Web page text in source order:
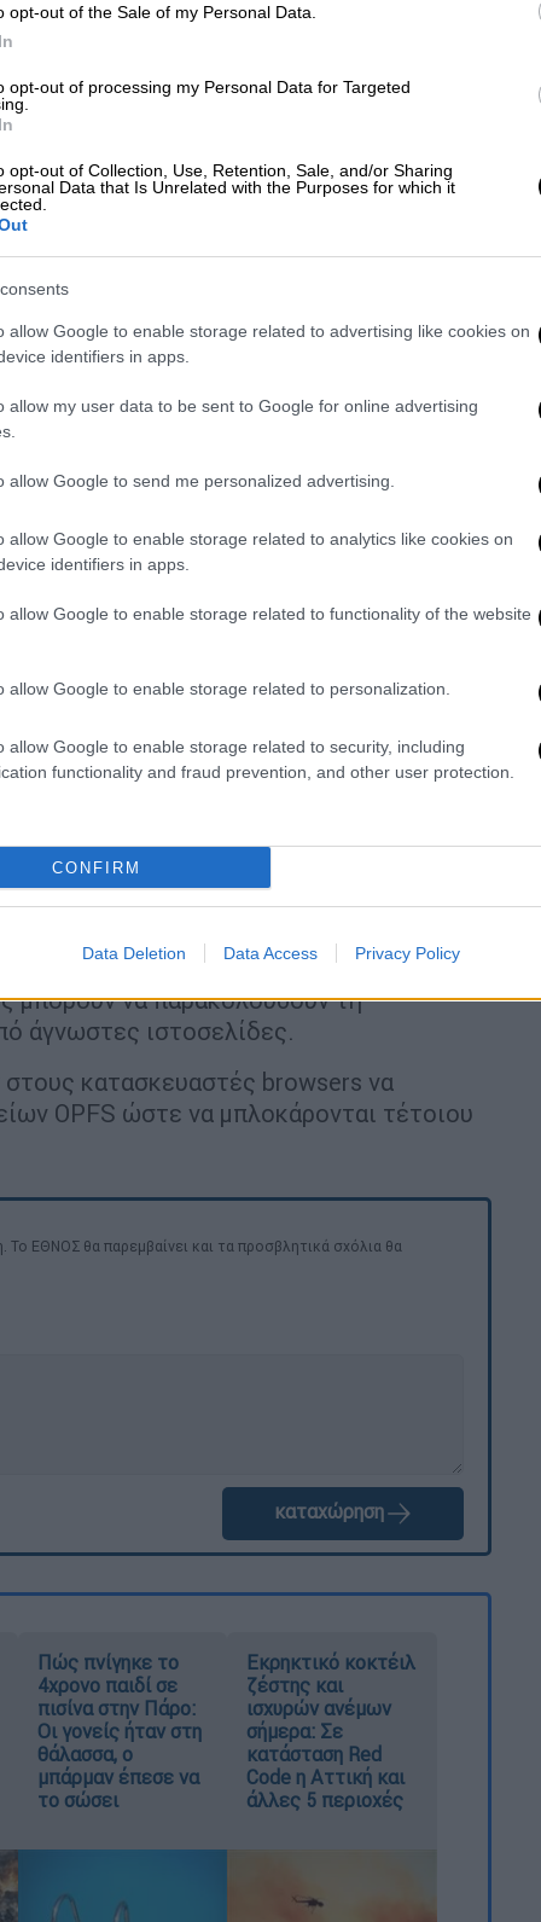
opt-out of the Sale of my Personal Data.
opt-out of processing my Personal Data for Targeted
opt-out of Collection, Use, Retention, Sale, and/or Sharing
Data that Is Unrelated with the Purposes for which it
allow Google to enable storage related to advertising like cookies on
identifiers in apps.
allow my user data to be sent to Google for online advertising
allow Google to send me personalized advertising.
allow Google to enable storage related to analytics like cookies on
identifiers in apps.
allow Google to enable storage related to functionality of the website
allow Google to enable storage related to personalization.
allow Google to enable storage related to security, including
functionality and fraud prevention, and other user protection.
CONFIRM
Data Deletion Data Access Privacy Policy
που εκτελείται μέσα στον browser και
System), οι επιτιθέμενοι μπορούν να
ανάγνωσης και εγγραφής του
μέσω συστήματος
neural network (CNN), το οποίο
δραστηριότητας.
εκείνος να κάνει απολύτως τίποτα
σελίδα.
«πλατφόρμες εφαρμογών»
οι σύγχρονοι browsers
έχουν
σε πλήρεις πλατφόρμες
ή ακόμα και προγραμματιστικά
μέσα από τον browser.
και την «επιφάνεια επίθεσης»,
οι χρήστες
κλείνουν tabs που δεν χρησιμοποιούν
μπορούν να παρακολουθούν τη
άγνωστες ιστοσελίδες.
κατασκευαστές browsers να
OPFS ώστε να μπλοκάρονται τέτοιου
ΕΘΝΟΣ θα παρεμβαίνει και τα προσβλητικά σχόλια θα
καταχώρηση
Πώς πνίγηκε το
4χρονο παιδί σε
πισίνα στην Πάρο:
Οι γονείς ήταν στη
θάλασσα, ο
μπάρμαν έπεσε να
το σώσει
Εκρηκτικό κοκτέιλ
ζέστης και
ισχυρών ανέμων
σήμερα: Σε
κατάσταση Red
Code η Αττική και
άλλες 5 περιοχές